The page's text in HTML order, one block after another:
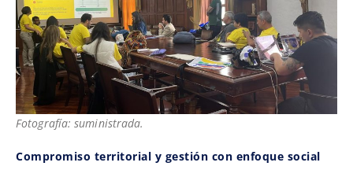
Fotografía: suministrada.
Compromiso territorial y gestión con enfoque social